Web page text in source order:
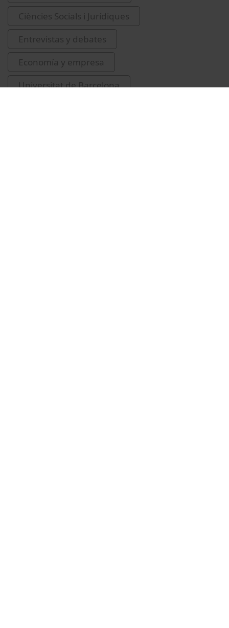
Ciències Socials i Jurídiques
Entrevistas y debates
Economía y empresa
Universitat de Barcelona